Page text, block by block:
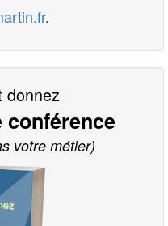
.
donnez
conférence
votre métier)